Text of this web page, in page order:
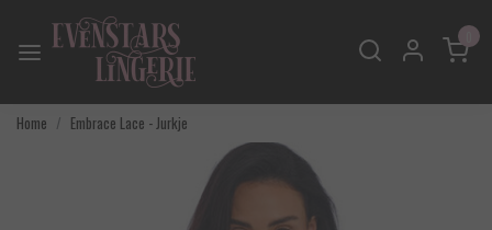
Home Embrace Lace - Jurkje